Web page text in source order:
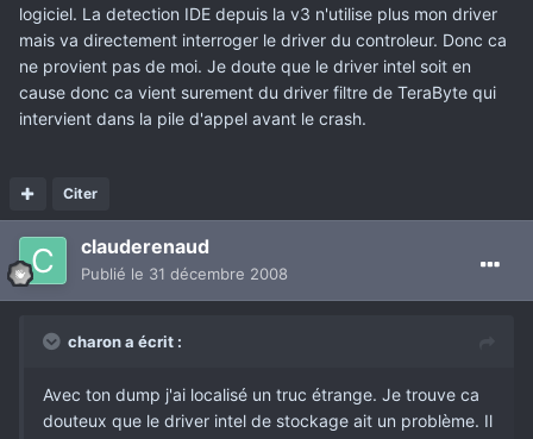
logiciel. La detection IDE depuis la v3 n'utilise plus mon driver
mais va directement interroger le driver du controleur. Donc ca
ne provient pas de moi. Je doute que le driver intel soit en
cause donc ca vient surement du driver filtre de TeraByte qui
intervient dans la pile d'appel avant le crash.
Citer
clauderenaud
Publié le 31 décembre 2008
charon a écrit :
Avec ton dump j'ai localisé un truc étrange. Je trouve ca
douteux que le driver intel de stockage ait un problème. Il